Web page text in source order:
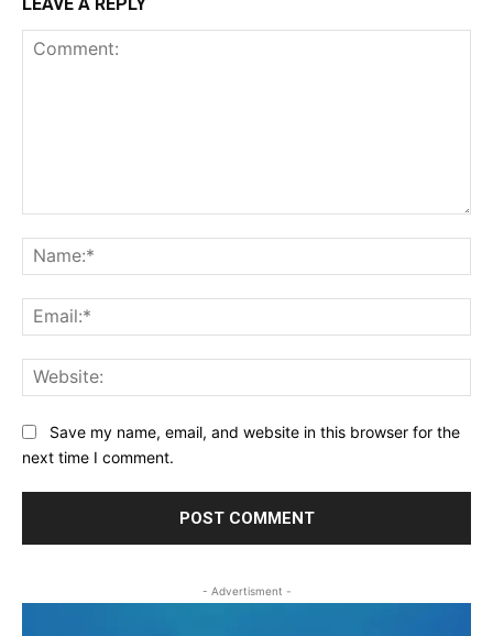
Save my name, email, and website in this browser for the
next time I comment.
- Advertisment -